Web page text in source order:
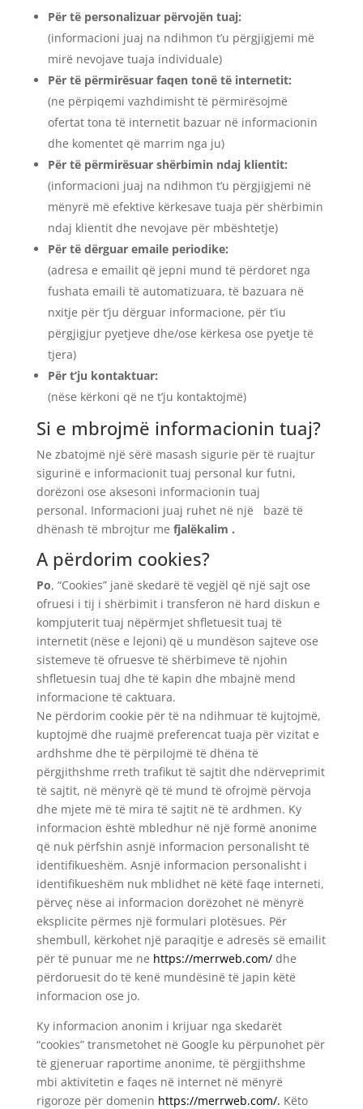
Për të personalizuar përvojën tuaj:
(informacioni juaj na ndihmon t’u përgjigjemi më
mirë nevojave tuaja individuale)
Për të përmirësuar faqen tonë të internetit:
(ne përpiqemi vazhdimisht të përmirësojmë
ofertat tona të internetit bazuar në informacionin
dhe komentet që marrim nga ju)
Për të përmirësuar shërbimin ndaj klientit:
(informacioni juaj na ndihmon t’u përgjigjemi në
mënyrë më efektive kërkesave tuaja për shërbimin
ndaj klientit dhe nevojave për mbështetje)
Për të dërguar emaile periodike:
(adresa e emailit që jepni mund të përdoret nga
fushata emaili të automatizuara, të bazuara në
nxitje për t’ju dërguar informacione, për t’iu
përgjigjur pyetjeve dhe/ose kërkesa ose pyetje të
tjera)
Për t’ju kontaktuar:
(nëse kërkoni që ne t’ju kontaktojmë)
Si e mbrojmë informacionin tuaj?
Ne zbatojmë një sërë masash sigurie për të ruajtur
sigurinë e informacionit tuaj personal kur futni,
dorëzoni ose aksesoni informacionin tuaj
personal. Informacioni juaj ruhet në një bazë të
dhënash të mbrojtur me fjalëkalim .
A përdorim cookies?
Po, “Cookies” janë skedarë të vegjël që një sajt ose
ofruesi i tij i shërbimit i transferon në hard diskun e
kompjuterit tuaj nëpërmjet shfletuesit tuaj të
internetit (nëse e lejoni) që u mundëson sajteve ose
sistemeve të ofruesve të shërbimeve të njohin
shfletuesin tuaj dhe të kapin dhe mbajnë mend
informacione të caktuara.
Ne përdorim cookie për të na ndihmuar të kujtojmë,
kuptojmë dhe ruajmë preferencat tuaja për vizitat e
ardhshme dhe të përpilojmë të dhëna të
përgjithshme rreth trafikut të sajtit dhe ndërveprimit
të sajtit, në mënyrë që të mund të ofrojmë përvoja
dhe mjete më të mira të sajtit në të ardhmen. Ky
informacion është mbledhur në një formë anonime
që nuk përfshin asnjë informacion personalisht të
identifikueshëm. Asnjë informacion personalisht i
identifikueshëm nuk mblidhet në këtë faqe interneti,
përveç nëse ai informacion dorëzohet në mënyrë
eksplicite përmes një formulari plotësues. Për
shembull, kërkohet një paraqitje e adresës së emailit
për të punuar me ne https://merrweb.com/dhe
përdoruesit do të kenë mundësinë të japin këtë
informacion ose jo.
Ky informacion anonim i krijuar nga skedarët
“cookies” transmetohet në Google ku përpunohet për
të gjeneruar raportime anonime, të përgjithshme
mbi aktivitetin e faqes në internet në mënyrë
rigoroze për domenin https://merrweb.com/. Këto